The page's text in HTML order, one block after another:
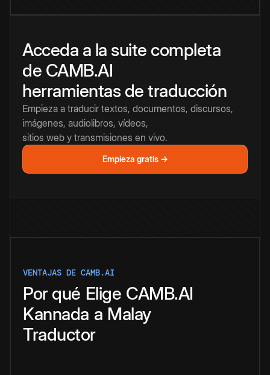
Acceda a la suite completa
de CAMB.AI
herramientas de traducción
Empieza a traducir textos, documentos, discursos,
imágenes, audiolibros, vídeos,
sitios web y transmisiones en vivo.
Empieza gratis →
VENTAJAS DE CAMB.AI
Por qué Elige CAMB.AI
Kannada a Malay
Traductor